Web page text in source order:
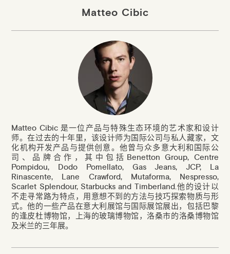
Matteo Cibic
Matteo Cibic 是一位产品与特殊生态环境的艺术家和设计
师。在过去的十年里， 该设计师为国际公司与私人藏家， 文
化机构开发产品与提供创意。他曾与众多意大利和国际公
司、品牌合作，其中包括 Benetton Group, Centre
Pompidou, Dodo Pomellato, Gas Jeans, JCP, La
Rinascente, Lane Crawford, Mutaforma, Nespresso,
Scarlet Splendour, Starbucks and Timberland.他的设计以
不走寻常路为特点，用意想不到的方法与技巧探索物质与形
式。他的一些产品在意大利展馆与国际展馆展出，包括巴黎
的逢皮杜博物馆， 上海的玻璃博物馆 ，洛桑市的洛桑博物馆
及米兰的三年展。